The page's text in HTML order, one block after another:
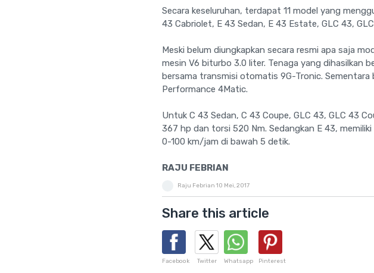
Secara keseluruhan, terdapat 11 model yang
43 Cabriolet, E 43 Sedan, E 43 Estate, GLC 43,
Meski belum diungkapkan secara resmi apa saja
mesin V6 biturbo 3.0 liter. Tenaga yang dihasilkan
bersama transmisi otomatis 9G-Tronic.
Performance 4Matic.
Untuk C 43 Sedan, C 43 Coupe, GLC 43, GLC 43
367 hp dan torsi 520 Nm. Sedangkan E 43,
0-100 km/jam di bawah 5 detik.
RAJU FEBRIAN
Raju Febrian 10 Mei, 2017
Share this article
Facebook Twitter Whatsapp Pinterest